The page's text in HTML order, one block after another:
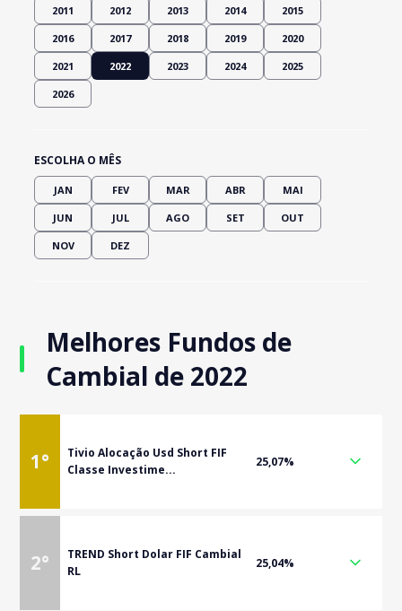
2011 2012 2013 2014 2015
2016 2017 2018 2019 2020
2021 2022 2023 2024 2025
2026
ESCOLHA O MÊS
JAN FEV MAR ABR MAI
JUN JUL AGO SET OUT
NOV DEZ
Melhores Fundos de
Cambial de 2022
1°
Tivio Alocação Usd Short FIF
Classe Investime...
25,07%
2°
TREND Short Dolar FIF Cambial
RL
25,04%